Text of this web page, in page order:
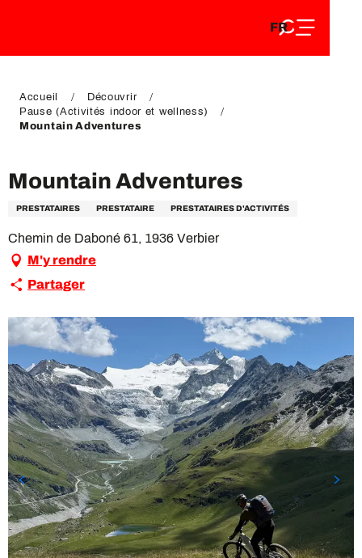
DE
FR
EN
Accueil
Découvrir
Pause (Activités indoor et wellness)
Mountain Adventures
Mountain Adventures
PRESTATAIRES PRESTATAIRE PRESTATAIRES D'ACTIVITÉS
Chemin de Daboné 61, 1936 Verbier
M'y rendre
Partager